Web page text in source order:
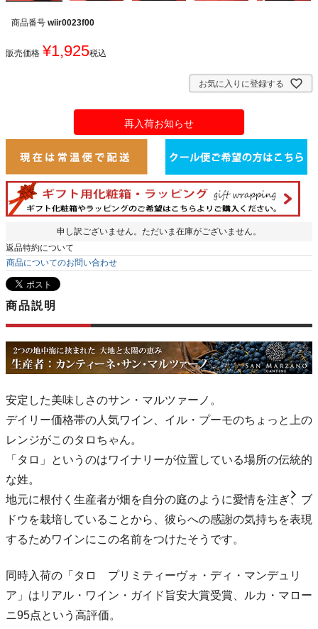
商品番号 wiir0023f00
販売価格 ¥1,925税込
お気に入りに登録する
再入荷お知らせ
申し訳ございません。ただいま在庫がございません。
返品特約について
商品についてのお問い合わせ
商品説明
安定した美味しさのサン・マルツァーノ。
デイリー価格帯の人気ワイン、イル・プーモのちょっと上の
レンジがこのタロちゃん。
「タロ」というのはワイナリーが位置している場所の伝統的
な姓。
地元に根付く生産者が畑を自分の庭のように愛情を注ぎ、ブ
ドウを栽培していることから、彼らへの感謝の気持ちを表現
するためワインにこの名前をつけたそうです。
同時入荷の「タロ プリミティーヴォ・ディ・マンデュリ
ア」はリアル・ワイン・ガイド旨安大賞受賞、ルカ・マロー
ニ95点という高評価。